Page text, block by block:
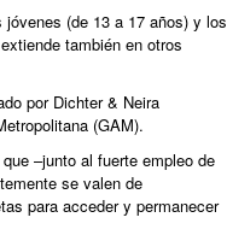
(de 13 a 17 años) y los
también en otros
por Dichter & Neira
(GAM).
–junto al fuerte empleo de
se valen de
para acceder y permanecer